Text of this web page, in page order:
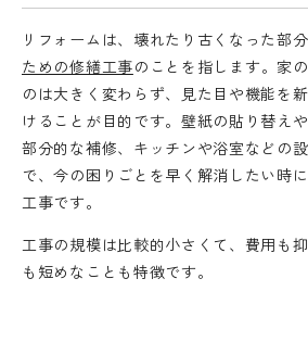
リフォームは、壊れたり古くなった部
ための修繕工事のことを指します。家
のは大きく変わらず、見た目や機能を
けることが目的です。壁紙の貼り替え
部分的な補修、キッチンや浴室などの
で、今の困りごとを早く解消したい時
工事です。
工事の規模は比較的小さくて、費用も
も短めなことも特徴です。